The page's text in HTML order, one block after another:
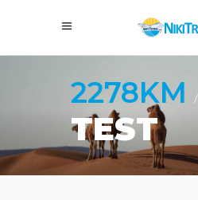
2278KM
TEST